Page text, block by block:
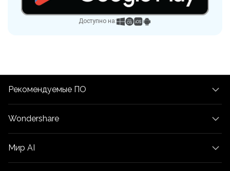
Доступно на:
Рекомендуемые ПО
Wondershare
Мир AI